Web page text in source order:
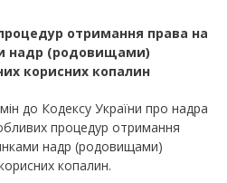
отримання права на
надр (родовищами)
корисних копалин
до Кодексу України про надра
процедур отримання
надр (родовищами)
копалин.